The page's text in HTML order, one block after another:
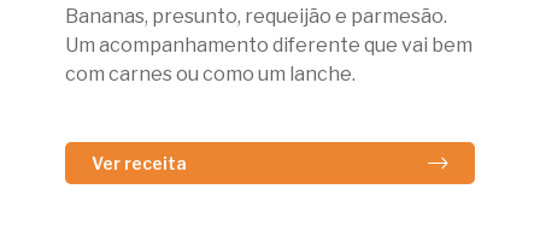
Bananas, presunto, requeijão e parmesão.
Um acompanhamento diferente que vai bem
com carnes ou como um lanche.
Ver receita